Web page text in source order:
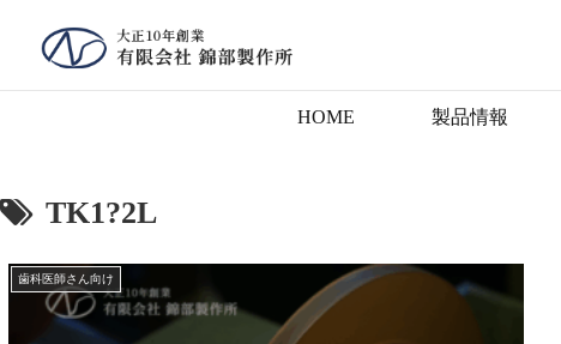
HOME 製品情報
TK1?2L
歯科医師さん向け